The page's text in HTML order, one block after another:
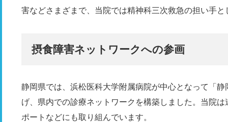
害などさまざまで、当院では精神科三次救急の担い手
摂食障害ネットワークへの参画
静岡県では、浜松医科大学附属病院が中心となって「静
げ、県内での診療ネットワークを構築しました。当院
ポートなどにも取り組んでいます。